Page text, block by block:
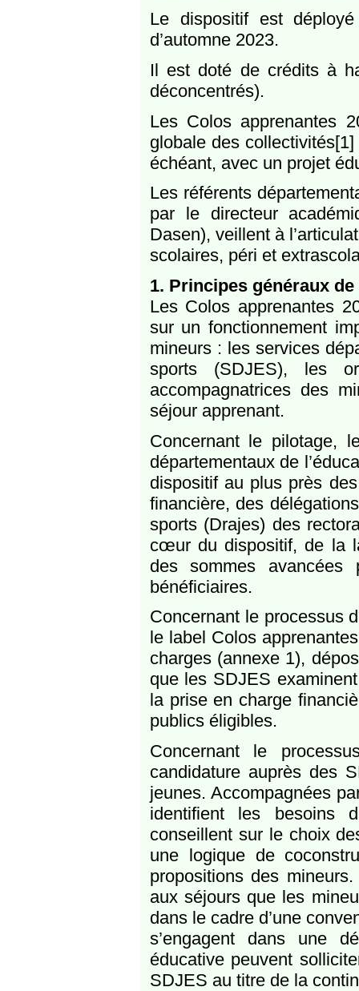
Le dispositif est
d’automne 2023.
Il est doté de crédits à
déconcentrés).
Les Colos apprenantes
globale des
échéant, avec un projet
Les référents
par le directeur
Dasen), veillent à
scolaires, péri et
1. Principes généraux
Les Colos apprenantes
sur un fonctionnement
mineurs : les services
sports (SDJES), les
accompagnatrices des
séjour apprenant.
Concernant le pilotage,
départementaux de
dispositif au plus près
financière, des
sports (Drajes) des
cœur du dispositif, de la
des sommes
bénéficiaires.
Concernant le processus
le label Colos
charges (annexe 1),
que les SDJES
la prise en charge
publics éligibles.
Concernant le
candidature auprès des
jeunes. Accompagnées
identifient les besoins
conseillent sur le choix
une logique de
propositions des
aux séjours que les
dans le cadre d’une
s’engagent dans une
éducative peuvent
SDJES au titre de la